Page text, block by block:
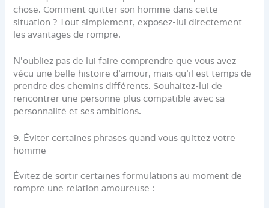
chose. Comment quitter son homme dans cette
situation ? Tout simplement, exposez-lui directement
les avantages de rompre.
N’oubliez pas de lui faire comprendre que vous avez
vécu une belle histoire d’amour, mais qu’il est temps de
prendre des chemins différents. Souhaitez-lui de
rencontrer une personne plus compatible avec sa
personnalité et ses ambitions.
9. Éviter certaines phrases quand vous quittez votre
homme
Évitez de sortir certaines formulations au moment de
rompre une relation amoureuse :